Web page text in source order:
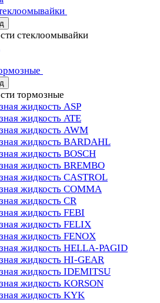
стеклоомывайки
тормозные
жидкость ASP
жидкость ATE
жидкость AWM
жидкость BARDAHL
жидкость BOSCH
жидкость BREMBO
жидкость CASTROL
жидкость COMMA
жидкость CR
жидкость FEBI
жидкость FELIX
жидкость FENOX
жидкость HELLA-PAGID
жидкость HI-GEAR
жидкость IDEMITSU
жидкость KORSON
жидкость KYK